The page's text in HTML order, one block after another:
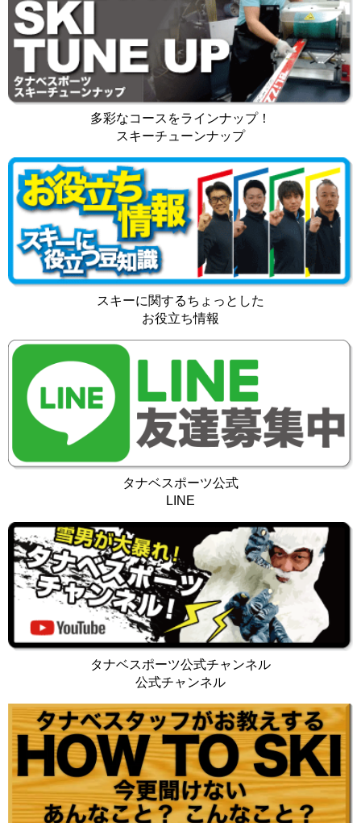
多彩なコースをラインナップ！
スキーチューンナップ
スキーに関するちょっとした
お役立ち情報
タナベスポーツ公式
LINE
タナベスポーツ公式チャンネル
公式チャンネル